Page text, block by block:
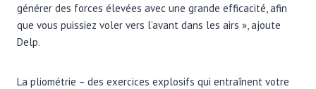
générer des forces élevées avec une grande efficacité, afin
que vous puissiez voler vers l’avant dans les airs », ajoute
Delp.
La pliométrie – des exercices explosifs qui entraînent votre